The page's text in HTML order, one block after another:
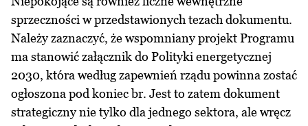
sprzeczności w przedstawionych tezach dokumentu.
Należy zaznaczyć, że wspomniany projekt Programu
ma stanowić załącznik do Polityki energetycznej
2030, która według zapewnień rządu powinna zostać
ogłoszona pod koniec br. Jest to zatem dokument
strategiczny nie tylko dla jednego sektora, ale wręcz